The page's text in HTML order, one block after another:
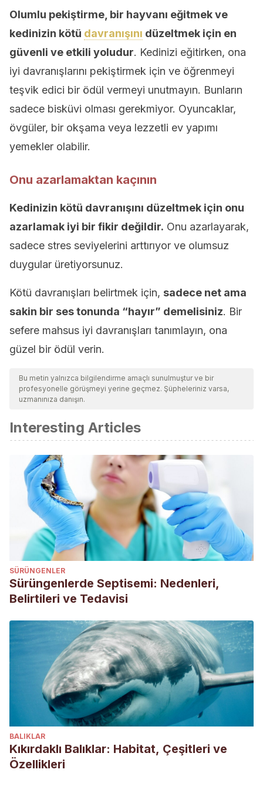
Olumlu pekiştirme, bir hayvanı eğitmek ve
kedinizin kötü davranışını düzeltmek için en
güvenli ve etkili yoludur. Kedinizi eğitirken, ona
iyi davranışlarını pekiştirmek için ve öğrenmeyi
teşvik edici bir ödül vermeyi unutmayın. Bunların
sadece bisküvi olması gerekmiyor. Oyuncaklar,
övgüler, bir okşama veya lezzetli ev yapımı
yemekler olabilir.
Onu azarlamaktan kaçının
Kedinizin kötü davranışını düzeltmek için onu
azarlamak iyi bir fikir değildir. Onu azarlayarak,
sadece stres seviyelerini arttırıyor ve olumsuz
duygular üretiyorsunuz.
Kötü davranışları belirtmek için, sadece net ama
sakin bir ses tonunda “hayır” demelisiniz. Bir
sefere mahsus iyi davranışları tanımlayın, ona
güzel bir ödül verin.
Bu metin yalnızca bilgilendirme amaçlı sunulmuştur ve bir
profesyonelle görüşmeyi yerine geçmez. Şüpheleriniz varsa,
uzmanınıza danışın.
Interesting Articles
SÜRÜNGENLER
Sürüngenlerde Septisemi: Nedenleri,
Belirtileri ve Tedavisi
BALIKLAR
Kıkırdaklı Balıklar: Habitat, Çeşitleri ve
Özellikleri